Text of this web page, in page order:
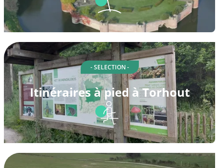
- SELECTION -
Itinéraires à pied à Torhout